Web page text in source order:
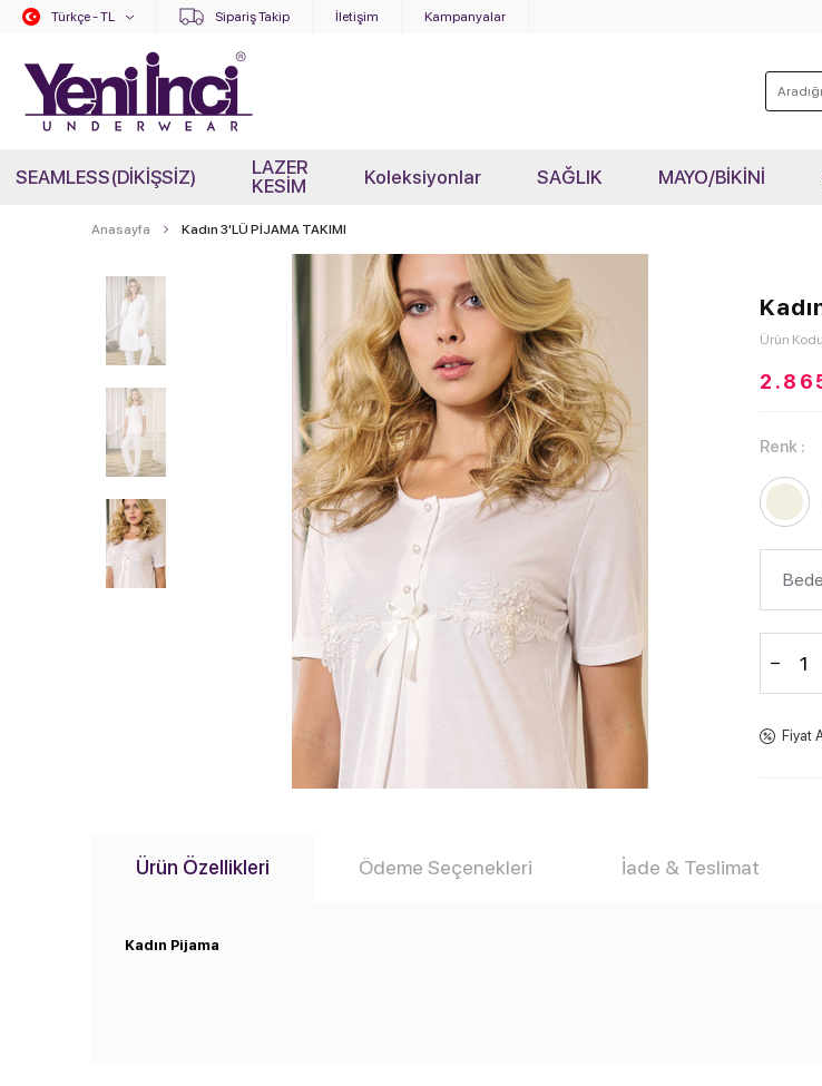
Türkçe - TL Sipariş Takip İletişim Kampanyalar
SEAMLESS(DİKİŞSİZ)
LAZER
KESİM
Koleksiyonlar SAĞLIK MAYO/BİKİNİ
Anasayfa Kadın 3'LÜ PİJAMA TAKIMI
Ürün
Renk :
Fiyat
Ürün Özellikleri Ödeme Seçenekleri İade & Teslimat
​Kadın Pijama